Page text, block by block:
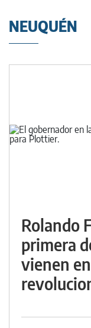
NEUQUÉN
Rolando
primera
vienen